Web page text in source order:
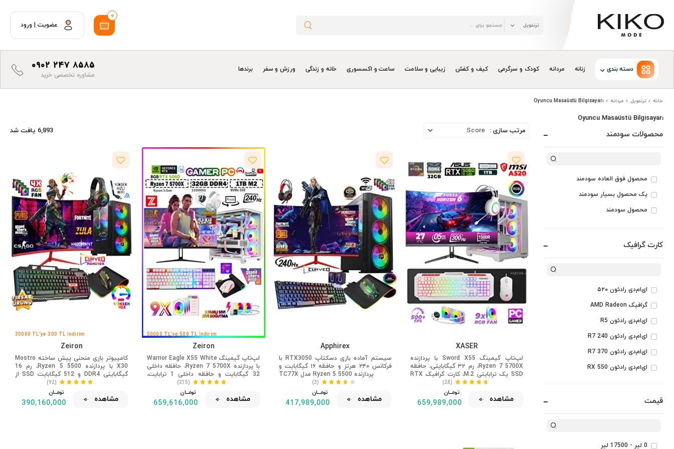
0
عضویت
ورود
دسته بندی زنانه مردانه کودک و سرگرمی کیف و کفش زیبایی و سلامت ساعت و اکسسوری خانه و زندگی ورزش و سفر برندها 0902 247 8585
مشاوره تخصصی خرید
خانه ترندویل مردانه Oyuncu Masaüstü Bilgisayarı
Oyuncu Masaüstü Bilgisayarı
محصولات سودمند
محصول فوق العاده سودمند
یک محصول بسیار سودمند
محصول سودمند
کارت گرافیک
ای‌ام‌دی رادئون ۵۲۰
گرافیک AMD Radeon
ای‌ام‌دی رادئون R5
ای‌ام‌دی رادئون R7 240
ای‌ام‌دی رادئون R7 370
ای‌ام‌دی رادئون RX 550
ای‌ام‌دی رادئون RX 580
ای‌ام‌دی رادئون RX 9060 XT
ای‌ام‌دی رادئون RX 9070 XT
قیمت
0 لیر - 17500 لیر
مرتب سازی : 6,893 یافت شد
XASER
لپ‌تاپ گیمینگ Sword X55 با پردازنده
Ryzen 7 5700X، رم ۳۲ گیگابایتی، حافظه
SSD یک ترابایتی M.2، کارت گرافیک RTX
اینچی با خنک‌کننده مایع ۳۰۰ هرتز.
(28)
تومــــــان
659,989,000 مشاهده
Apphirex
سیستم آماده بازی دسکتاپ RTX3050 با
فرکانس ۲۴۰ هرتز و حافظه ۱۶ گیگابایت و
پردازنده Ryzen 5 5500 مدل TC77X
(3)
تومــــــان
417,989,000 مشاهده
50000 TL'ye 500 TL İndirim
Zeiron
لپ‌تاپ گیمینگ Warrior Eagle X55 White
با پردازنده Ryzen 7 5700X، حافظه داخلی
32 گیگابایت و حافظه داخلی 1 ترابایت،
فرکانس 240 هرتز و سیستم خنک‌کننده
مایع
(215)
تومــــــان
659,616,000 مشاهده
30000 TL'ye 300 TL İndirim
Zeiron
کامپیوتر بازی منحنی پیش ساخته Mostro
X30 با پردازنده Ryzen 5 5500، رم 16
گیگابایتی DDR4 و 512 گیگابایت SSD از
نوع RTX3050، سایز 24 اینچ
(92)
تومــــــان
390,160,000 مشاهده